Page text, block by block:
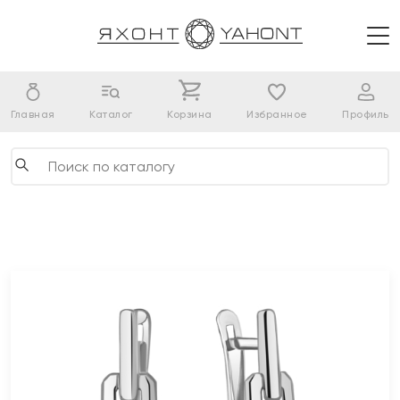
Главная Каталог Корзина Избранное Профиль